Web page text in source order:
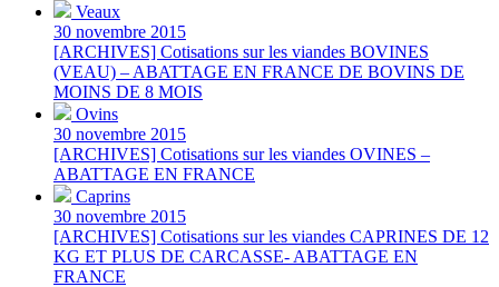
Veaux
30 novembre 2015
[ARCHIVES] Cotisations sur les viandes BOVINES
(VEAU) – ABATTAGE EN FRANCE DE BOVINS DE
MOINS DE 8 MOIS
Ovins
30 novembre 2015
[ARCHIVES] Cotisations sur les viandes OVINES –
ABATTAGE EN FRANCE
Caprins
30 novembre 2015
[ARCHIVES] Cotisations sur les viandes CAPRINES DE 12
KG ET PLUS DE CARCASSE- ABATTAGE EN
FRANCE